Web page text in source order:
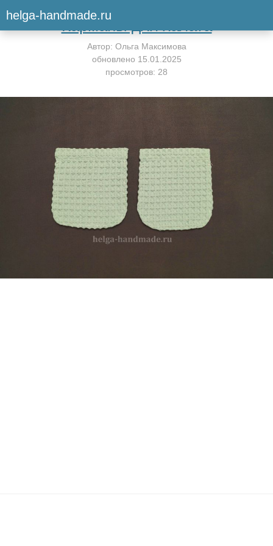
helga-handmade.ruВернуться к мастер-классу
Карманы для халата
Автор: Ольга Максимова
обновлено 15.01.2025
просмотров: 28